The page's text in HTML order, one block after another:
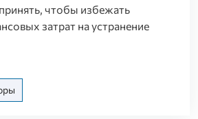
чтобы избежать
затрат на устранение